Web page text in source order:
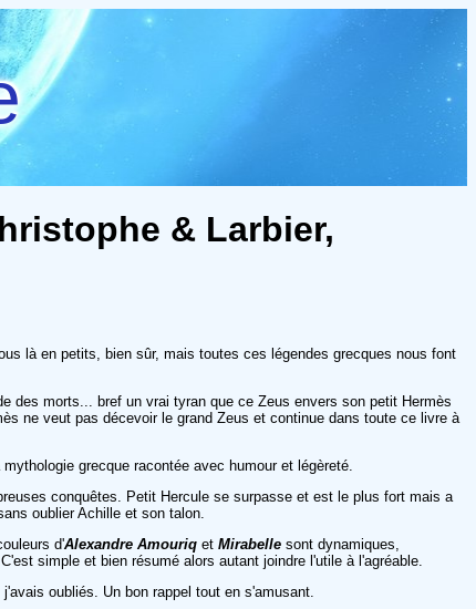
& Larbier,
là en petits, bien sûr, mais toutes ces légendes grecques nous font
des morts... bref un vrai tyran que ce Zeus envers son petit Hermès
ne veut pas décevoir le grand Zeus et continue dans toute ce livre à
grecque racontée avec humour et légèreté.
conquêtes. Petit Hercule se surpasse et est le plus fort mais a
oublier Achille et son talon.
d'Alexandre Amouriq et Mirabelle sont dynamiques,
simple et bien résumé alors autant joindre l'utile à l'agréable.
oubliés. Un bon rappel tout en s'amusant.